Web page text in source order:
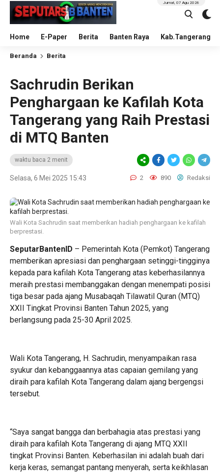
Home E-Paper Berita Banten Raya Kab.Tangerang
Jumat, 07 Agu 2026
Beranda Berita
Sachrudin Berikan
Penghargaan ke Kafilah Kota
Tangerang yang Raih Prestasi
di MTQ Banten
waktu baca 2 menit
Selasa, 6 Mei 2025 15:43 2 890 Redaksi
Wali Kota Sachrudin saat memberikan hadiah penghargaan ke kafilah
berprestasi.
SeputarBantenID – Pemerintah Kota (Pemkot) Tangerang
memberikan apresiasi dan penghargaan setinggi-tingginya
kepada para kafilah Kota Tangerang atas keberhasilannya
meraih prestasi membanggakan dengan menempati posisi
tiga besar pada ajang Musabaqah Tilawatil Quran (MTQ)
XXII Tingkat Provinsi Banten Tahun 2025, yang
berlangsung pada 25-30 April 2025.
Wali Kota Tangerang, H. Sachrudin, menyampaikan rasa
syukur dan kebanggaannya atas capaian gemilang yang
diraih para kafilah Kota Tangerang dalam ajang bergengsi
tersebut.
“Saya sangat bangga dan berbahagia atas prestasi yang
diraih para kafilah Kota Tangerang di ajang MTQ XXII
tingkat Provinsi Banten. Keberhasilan ini adalah buah dari
kerja keras, semangat pantang menyerah, serta keikhlasan